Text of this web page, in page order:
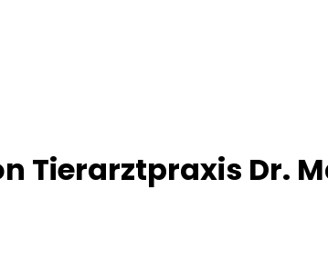
Tierarztpraxis Dr.